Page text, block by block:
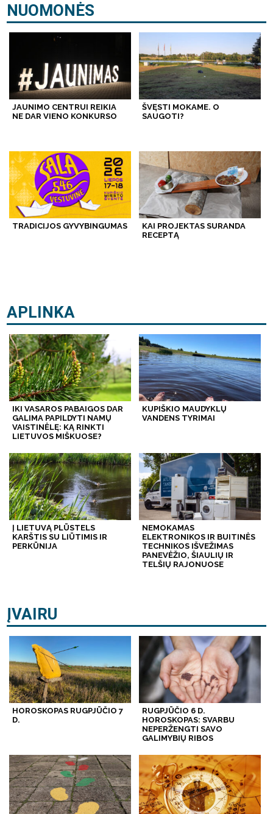
NUOMONĖS
JAUNIMO CENTRUI REIKIA
NE DAR VIENO KONKURSO
ŠVĘSTI MOKAME. O
SAUGOTI?
TRADICIJOS GYVYBINGUMAS
KAI PROJEKTAS SURANDA
RECEPTĄ
APLINKA
IKI VASAROS PABAIGOS DAR
GALIMA PAPILDYTI NAMŲ
VAISTINĖLĘ: KĄ RINKTI
LIETUVOS MIŠKUOSE?
KUPIŠKIO MAUDYKLŲ
VANDENS TYRIMAI
Į LIETUVĄ PLŪSTELS
KARŠTIS SU LIŪTIMIS IR
PERKŪNIJA
NEMOKAMAS
ELEKTRONIKOS IR BUITINĖS
TECHNIKOS IŠVEŽIMAS
PANEVĖŽIO, ŠIAULIŲ IR
TELŠIŲ RAJONUOSE
ĮVAIRU
HOROSKOPAS RUGPJŪČIO 7
D.
RUGPJŪČIO 6 D.
HOROSKOPAS: SVARBU
NEPERŽENGTI SAVO
GALIMYBIŲ RIBOS